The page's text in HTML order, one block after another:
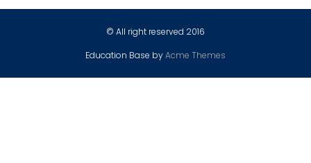
© All right reserved 2016
Education Base byAcme Themes